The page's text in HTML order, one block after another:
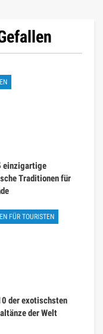
Traditionen für
FÜR TOURISTEN
der exotischsten
der Welt